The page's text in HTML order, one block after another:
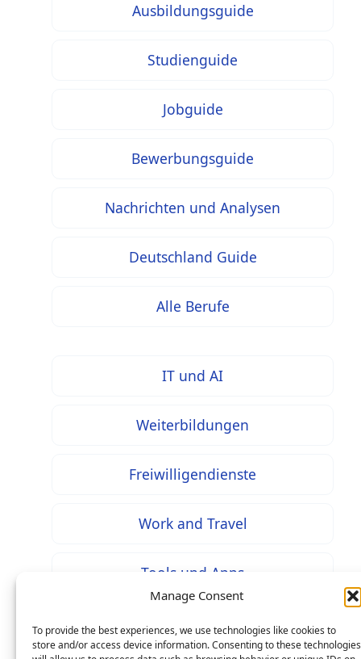
Manage Consent
To provide the best experiences, we use technologies like cookies to
store and/or access device information. Consenting to these technologies
Ausbildungsguide
Studienguide
Jobguide
Bewerbungsguide
Nachrichten und Analysen
Deutschland Guide
Alle Berufe
IT und AI
Weiterbildungen
Freiwilligendienste
Work and Travel
Tools und Apps